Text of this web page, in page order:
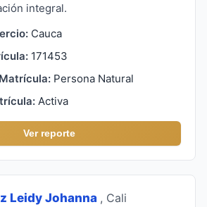
integral.
Cauca
171453
Persona Natural
Activa
Ver reporte
Leidy Johanna , Cali